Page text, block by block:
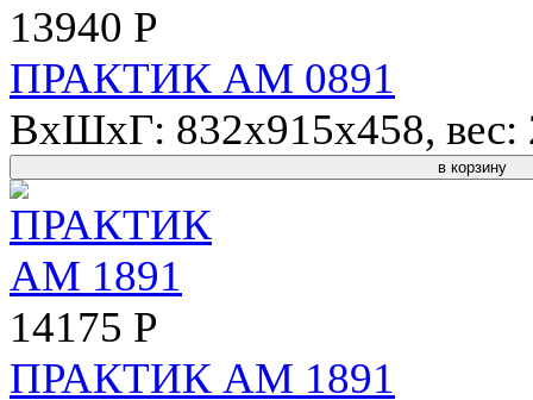
13940 Р
ПРАКТИК AM 0891
ВхШхГ: 832x915x458, вес:
в корзину
14175 Р
ПРАКТИК AM 1891